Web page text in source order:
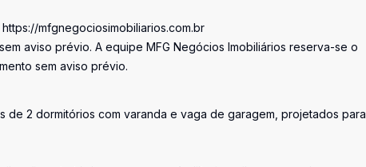
mfgnegociosimobiliarios.com.br
aviso prévio. A equipe MFG Negócios Imobiliários reserva-se o
sem aviso prévio.
2 dormitórios com varanda e vaga de garagem, projetados para